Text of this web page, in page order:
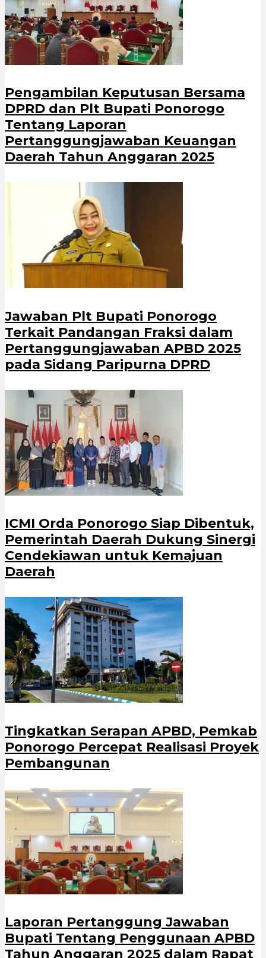
Pengambilan Keputusan Bersama
DPRD dan Plt Bupati Ponorogo
Tentang Laporan
Pertanggungjawaban Keuangan
Daerah Tahun Anggaran 2025
Jawaban Plt Bupati Ponorogo
Terkait Pandangan Fraksi dalam
Pertanggungjawaban APBD 2025
pada Sidang Paripurna DPRD
ICMI Orda Ponorogo Siap Dibentuk,
Pemerintah Daerah Dukung Sinergi
Cendekiawan untuk Kemajuan
Daerah
Tingkatkan Serapan APBD, Pemkab
Ponorogo Percepat Realisasi Proyek
Pembangunan
Laporan Pertanggung Jawaban
Bupati Tentang Penggunaan APBD
Tahun Anggaran 2025 dalam Rapat